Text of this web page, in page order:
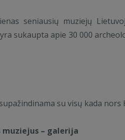
seniausių muziejų
sukaupta apie 30 000
su visų kada
muziejus – galerija